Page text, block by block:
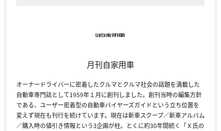
月刊自家用車
オーナードライバーに密着したクルマとクルマ社会の話題を満載した
自動車専門誌として1959年１月に創刊しました。創刊当時の編集方針
である、ユーザー密着型の自動車バイヤーズガイドという立ち位置を
変えず現在も刊行を続けています。現在は新車スクープ／新車アルバム
／購入時の値引き情報という3企画が柱。とくに約30年間続く「Ｘ氏の